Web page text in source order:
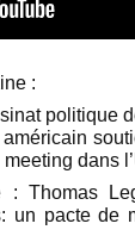
:
politique
dans
: Thomas
un pacte de